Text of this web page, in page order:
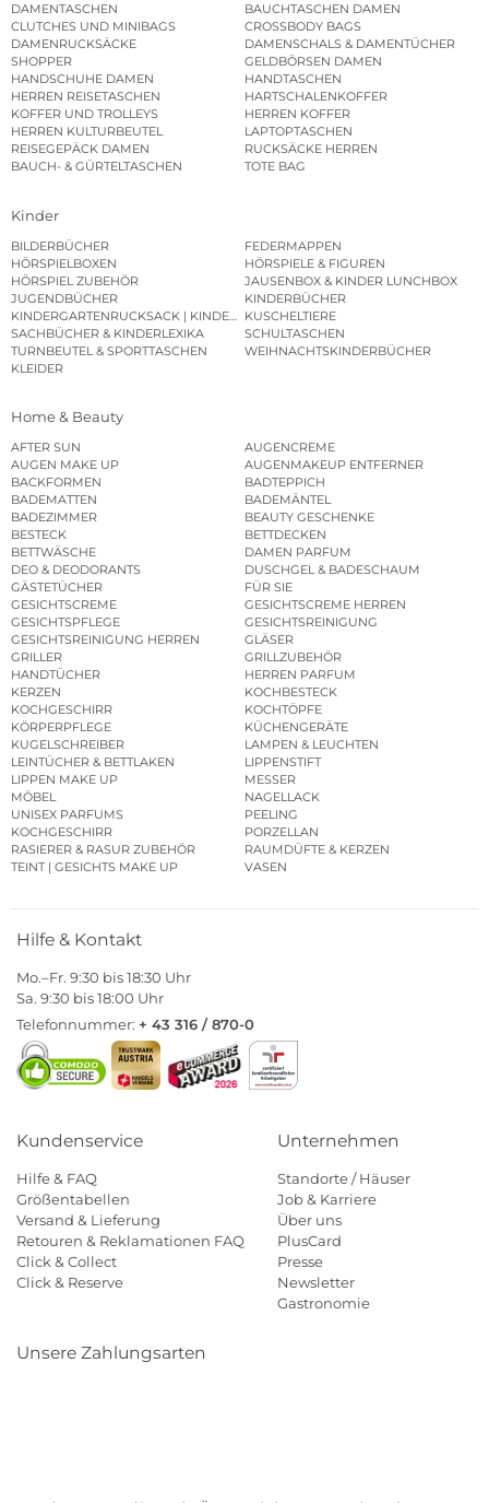
DAMENTASCHEN
BAUCHTASCHEN DAMEN
CLUTCHES UND MINIBAGS
CROSSBODY BAGS
DAMENRUCKSÄCKE
DAMENSCHALS & DAMENTÜCHER
SHOPPER
GELDBÖRSEN DAMEN
HANDSCHUHE DAMEN
HANDTASCHEN
HERREN REISETASCHEN
HARTSCHALENKOFFER
KOFFER UND TROLLEYS
HERREN KOFFER
HERREN KULTURBEUTEL
LAPTOPTASCHEN
REISEGEPÄCK DAMEN
RUCKSÄCKE HERREN
BAUCH- & GÜRTELTASCHEN
TOTE BAG
Kinder
BILDERBÜCHER
FEDERMAPPEN
HÖRSPIELBOXEN
HÖRSPIELE & FIGUREN
HÖRSPIEL ZUBEHÖR
JAUSENBOX & KINDER LUNCHBOX
JUGENDBÜCHER
KINDERBÜCHER
KINDERGARTENRUCKSACK | KINDERGARTENBEUTEL
KUSCHELTIERE
SACHBÜCHER & KINDERLEXIKA
SCHULTASCHEN
TURNBEUTEL & SPORTTASCHEN
WEIHNACHTSKINDERBÜCHER
KLEIDER
Home & Beauty
AFTER SUN
AUGENCREME
AUGEN MAKE UP
AUGENMAKEUP ENTFERNER
BACKFORMEN
BADTEPPICH
BADEMATTEN
BADEMÄNTEL
BADEZIMMER
BEAUTY GESCHENKE
BESTECK
BETTDECKEN
BETTWÄSCHE
DAMEN PARFUM
DEO & DEODORANTS
DUSCHGEL & BADESCHAUM
GÄSTETÜCHER
FÜR SIE
GESICHTSCREME
GESICHTSCREME HERREN
GESICHTSPFLEGE
GESICHTSREINIGUNG
GESICHTSREINIGUNG HERREN
GLÄSER
GRILLER
GRILLZUBEHÖR
HANDTÜCHER
HERREN PARFUM
KERZEN
KOCHBESTECK
KOCHGESCHIRR
KOCHTÖPFE
KÖRPERPFLEGE
KÜCHENGERÄTE
KUGELSCHREIBER
LAMPEN & LEUCHTEN
LEINTÜCHER & BETTLAKEN
LIPPENSTIFT
LIPPEN MAKE UP
MESSER
MÖBEL
NAGELLACK
UNISEX PARFUMS
PEELING
KOCHGESCHIRR
PORZELLAN
RASIERER & RASUR ZUBEHÖR
RAUMDÜFTE & KERZEN
TEINT | GESICHTS MAKE UP
VASEN
Hilfe & Kontakt
Mo.–Fr. 9:30 bis 18:30 Uhr
Sa. 9:30 bis 18:00 Uhr
Telefonnummer: + 43 316 / 870-0
Kundenservice
Hilfe & FAQ
Größentabellen
Versand & Lieferung
Retouren & Reklamationen FAQ
Click & Collect
Click & Reserve
Unternehmen
Standorte / Häuser
Job & Karriere
Über uns
PlusCard
Presse
Newsletter
Gastronomie
Unsere Zahlungsarten